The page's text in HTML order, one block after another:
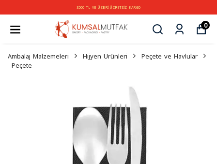
3500 TL VE ÜZERİ ÜCRETSİZ KARGO
0
Ambalaj Malzemeleri Hijyen Ürünleri
Peçete ve Havlular
Peçete